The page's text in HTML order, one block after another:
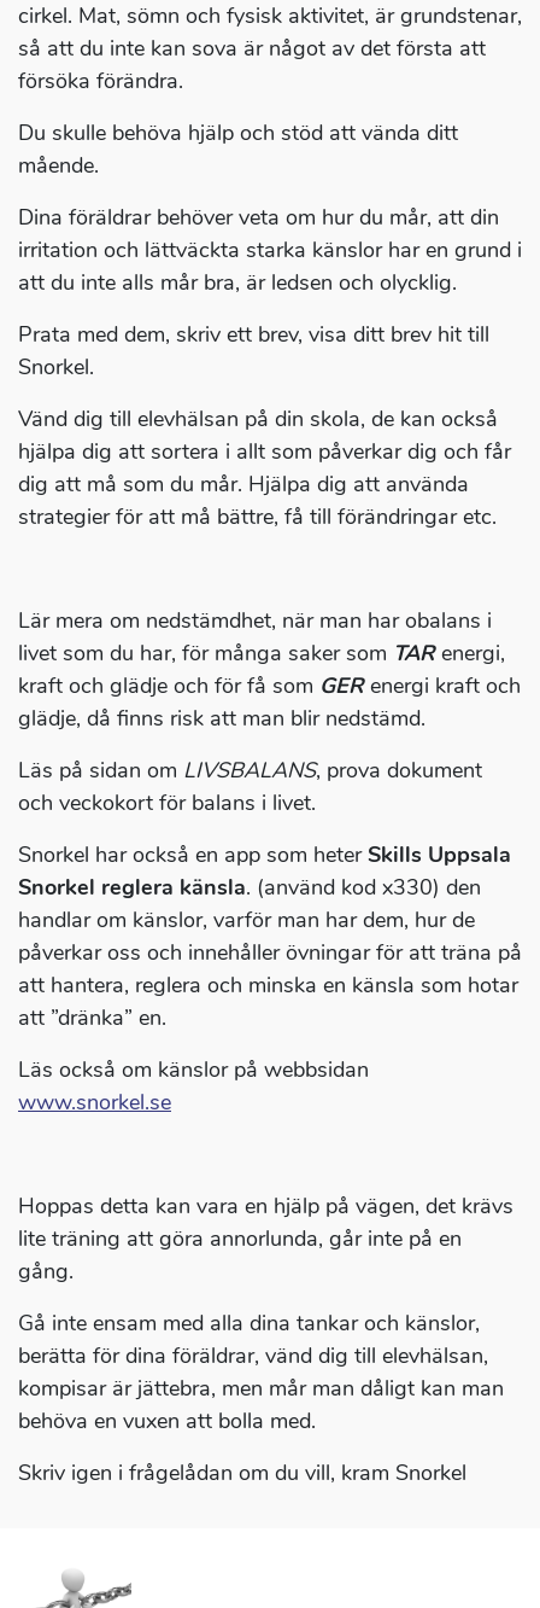
cirkel. Mat, sömn och fysisk aktivitet, är grundstenar,
så att du inte kan sova är något av det första att
försöka förändra.
Du skulle behöva hjälp och stöd att vända ditt
mående.
Dina föräldrar behöver veta om hur du mår, att din
irritation och lättväckta starka känslor har en grund i
att du inte alls mår bra, är ledsen och olycklig.
Prata med dem, skriv ett brev, visa ditt brev hit till
Snorkel.
Vänd dig till elevhälsan på din skola, de kan också
hjälpa dig att sortera i allt som påverkar dig och får
dig att må som du mår. Hjälpa dig att använda
strategier för att må bättre, få till förändringar etc.
Lär mera om nedstämdhet, när man har obalans i
livet som du har, för många saker som TARenergi,
kraft och glädje och för få som GERenergi kraft och
glädje, då finns risk att man blir nedstämd.
Läs på sidan om LIVSBALANS, prova dokument
och veckokort för balans i livet.
Snorkel har också en app som heterSkills Uppsala
Snorkel reglera känsla. (använd kod x330) den
handlar om känslor, varför man har dem, hur de
påverkar oss och innehåller övningar för att träna på
att hantera, reglera och minska en känsla som hotar
att ”dränka” en.
Läs också om känslor på webbsidan
www.snorkel.se
Hoppas detta kan vara en hjälp på vägen, det krävs
lite träning att göra annorlunda, går inte på en
gång.
Gå inte ensam med alla dina tankar och känslor,
berätta för dina föräldrar, vänd dig till elevhälsan,
kompisar är jättebra, men mår man dåligt kan man
behöva en vuxen att bolla med.
Skriv igen i frågelådan om du vill, kram Snorkel